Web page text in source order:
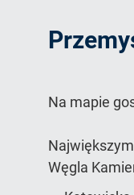
Na mapie
Węgla